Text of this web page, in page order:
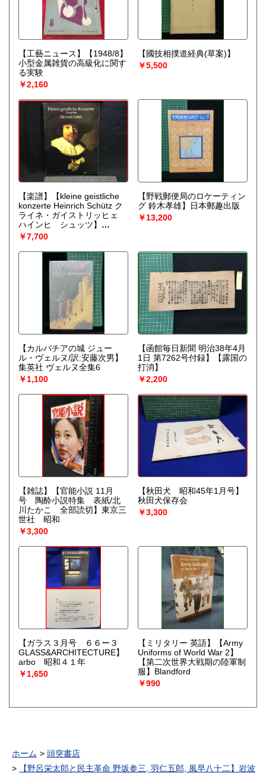
【工藝ニュース】【1948/8】
小型金属雑貨の高級化に関す
る実験
￥2,160
【國技相撲道経典(草案)】
￥5,500
【楽譜】【kleine geistliche
konzerte Heinrich Schütz ク
ライネ・ガイストリッヒェ
ハインヒ シュッツ】
DOVER PUBLICATIONS
￥7,700
【野戦郵便局のロケーティン
グ 鈴木孝雄】日本郵趣出版
￥13,200
【カルパチアの城 ジュー
ル・ヴェルヌ/訳:安藤次男】
集英社 ヴェルヌ全集6
￥1,100
【函館毎日新聞 明治38年4月
1日 第7262号付録】【露国の
打消】
￥2,200
【雑誌】【官能小説 11月
号 陶酔小説特集 表紙/北
川たかこ 全部読切】東京三
世社 昭和
￥3,300
【秋田犬 昭和45年1月号】
秋田犬保存会
￥3,300
【ガラス３月号 ６６ー３
GLASS&ARCHITECTURE】
arbo 昭和４１年
￥1,650
【ミリタリー 英語】【Army
Uniforms of World War 2】
【第二次世界大戦期の陸軍制
服】Blandford
￥990
ホーム
頭突書店
【野呂栄太郎と民主革命 野坂参三, 羽仁五郎, 風早八十二】岩波